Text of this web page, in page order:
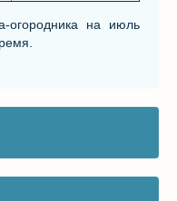
огородника на июль